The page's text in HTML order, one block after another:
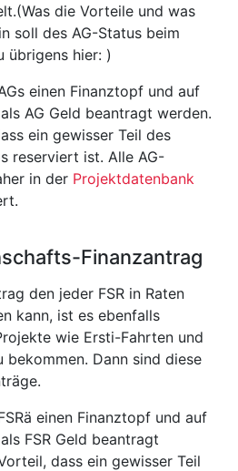
die Vorteile und was
soll des AG-Status beim
übrigens hier: )
einen Finanztopf und auf
AG Geld beantragt werden.
ein gewisser Teil des
reserviert ist. Alle AG-
in der Projektdatenbank
Finanzantrag
den jeder FSR in Raten
kann, ist es ebenfalls
wie Ersti-Fahrten und
bekommen. Dann sind diese
einen Finanztopf und auf
FSR Geld beantragt
dass ein gewisser Teil